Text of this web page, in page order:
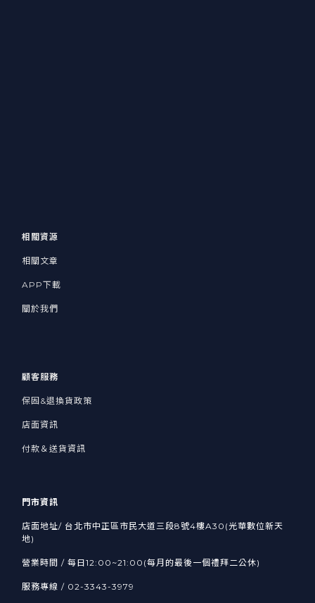
相關資源
相關文章
APP下載
關於我們
顧客服務
保固&退換貨政策
店面資訊
付款＆送貨資訊
門市資訊
店面地址/ 台北市中正區市民大道三段8號4樓A30(光華數位新天
地)
營業時間 / 每日12:00~21:00(每月的最後一個禮拜二公休)
服務專線 / 02-3343-3979